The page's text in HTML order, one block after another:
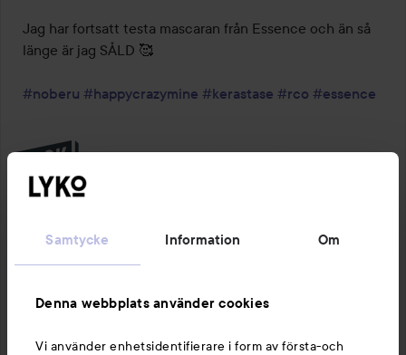
Samtycke Information Om
Denna webbplats använder cookies
Vi använder enhetsidentifierare i form av första-och
Jag har fortsatt testa mascaran från Essence och än så
länge är jag SÅLD 🥰
#noberu #happycrazymine #kerastase #rco #essence